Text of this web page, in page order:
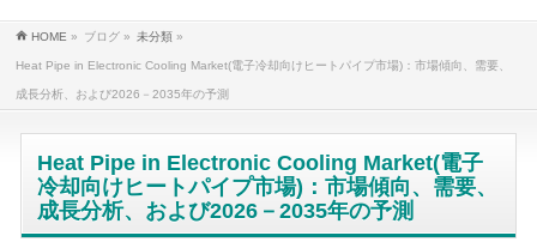
HOME » ブログ » 未分類 »
Heat Pipe in Electronic Cooling Market(電子冷却向けヒートパイプ市場)：市場傾向、需要、
成長分析、および2026－2035年の予測
Heat Pipe in Electronic Cooling Market(電子
冷却向けヒートパイプ市場)：市場傾向、需要、
成長分析、および2026－2035年の予測